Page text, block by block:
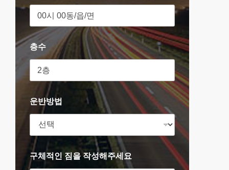
층수
운반방법
구체적인 짐을 작성해주세요